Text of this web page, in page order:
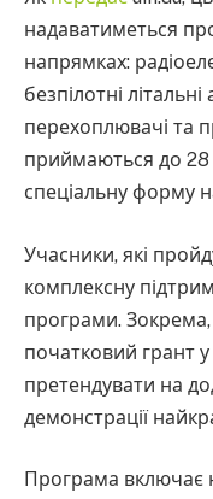
надаватиметься
напрямках:
безпілотні
перехоплювачі та
приймаються до 28
спеціальну форму
Учасники, які
комплексну
програми.
початковий грант
претендувати на
демонстрації
Програма включає